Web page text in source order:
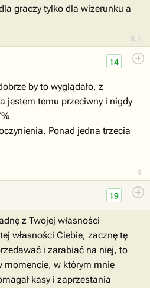
8.1
graczy tylko dla wizerunku a
9
14
by to wyglądało, z
jestem temu przeciwny i nigdy
Ponad jedna trzecia
19
z Twojej własności
własności Ciebie, zacznę tę
i zarabiać na niej, to
momencie, w którym mnie
kasy i zaprzestania